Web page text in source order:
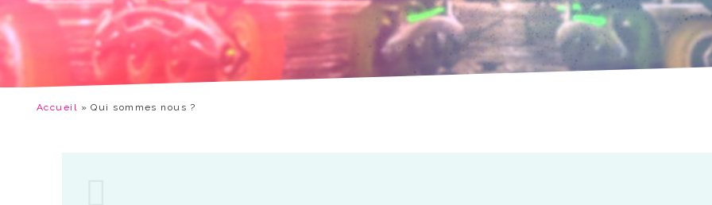
Accueil »Qui sommes nous ?